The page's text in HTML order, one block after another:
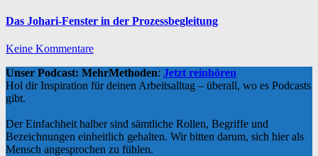
Das Johari-Fenster in der Prozessbegleitung
Keine Kommentare
Unser Podcast: MehrMethoden: Jetzt reinhören
Hol dir Inspiration für deinen Arbeitsalltag – überall, wo es Podcasts
gibt.
Der Einfachheit halber sind sämtliche Rollen, Begriffe und
Bezeichnungen einheitlich gehalten. Wir bitten darum, sich hier als
Mensch angesprochen zu fühlen.